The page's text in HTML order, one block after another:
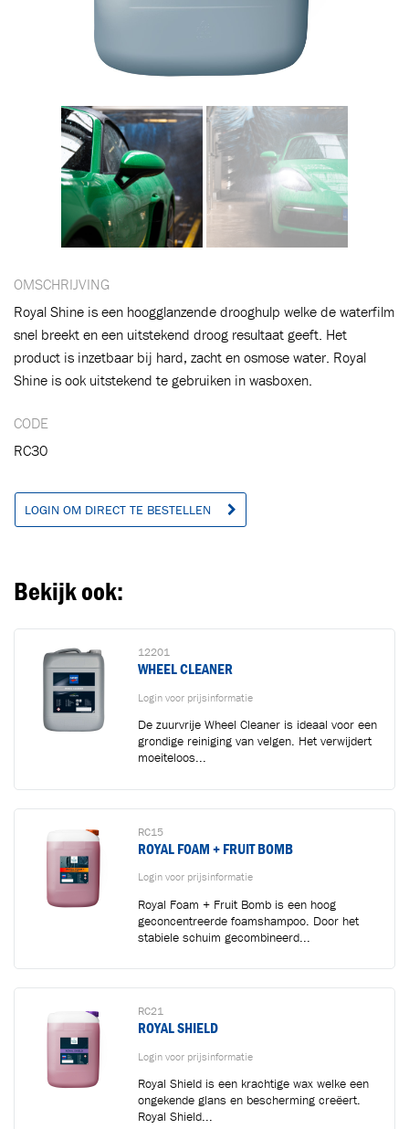
OMSCHRIJVING
Royal Shine is een hoogglanzende drooghulp welke de waterfilm
snel breekt en een uitstekend droog resultaat geeft. Het
product is inzetbaar bij hard, zacht en osmose water. Royal
Shine is ook uitstekend te gebruiken in wasboxen.
CODE
RC30
LOGIN OM DIRECT TE BESTELLEN
Bekijk ook:
12201
WHEEL CLEANER
Login voor prijsinformatie
De zuurvrije Wheel Cleaner is ideaal voor een
grondige reiniging van velgen. Het verwijdert
moeiteloos...
RC15
ROYAL FOAM + FRUIT BOMB
Login voor prijsinformatie
Royal Foam + Fruit Bomb is een hoog
geconcentreerde foamshampoo. Door het
stabiele schuim gecombineerd...
RC21
ROYAL SHIELD
Login voor prijsinformatie
Royal Shield is een krachtige wax welke een
ongekende glans en bescherming creëert.
Royal Shield...
Toegevoegd aan winkelwagen